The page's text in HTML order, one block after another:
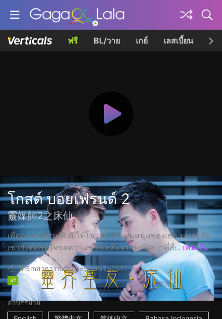
ฟรี BL/วาย เกย์ เลสเบี้ยน เค
โกสต์ บอยเฟรนด์ 2
靈媒師2之床仙
เพื่อถอนคำสาปพันปีให้โจวจวิ้นฉีแฟนหนุ่มของเธอ หมอดูชื่อ
เชาถังตัดสินใจขอความช่วยเหลือจากหญิงสาวที่สื่... เพิ่มเติม
1h5mสาธารณรัฐประชาชนจีน2017
ฟรี
คำบรรยาย